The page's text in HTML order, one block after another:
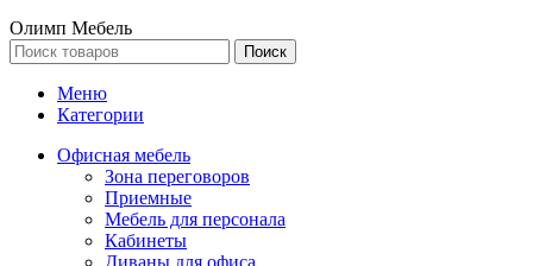
Олимп Мебель
Поиск
Меню
Категории
Офисная мебель
Зона переговоров
Приемные
Мебель для персонала
Кабинеты